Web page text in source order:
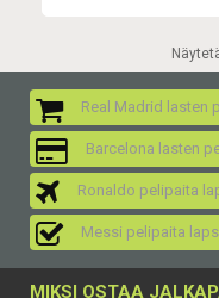
Real Madrid lasten
Barcelona lasten
Ronaldo pelipaita
Messi pelipaita
MIKSI OSTAA